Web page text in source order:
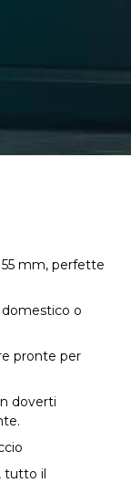
mm, perfette
o
pronte per
doverti
tutto il